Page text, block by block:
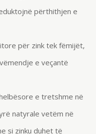
përthithjen e
për zink tek fëmijët,
e veçantë
e tretshme në
natyrale vetëm në
si zinku duhet të